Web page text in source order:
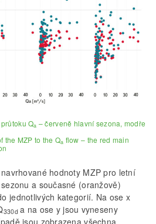
Qa – červeně hlavní sezona, modře
the MZP to the Qa flow – the red main
hodnoty MZP pro letní
a současné (oranžově)
jednotlivých kategorií. Na ose x
330da na ose y jsou vyneseny
jsou zobrazena všechna